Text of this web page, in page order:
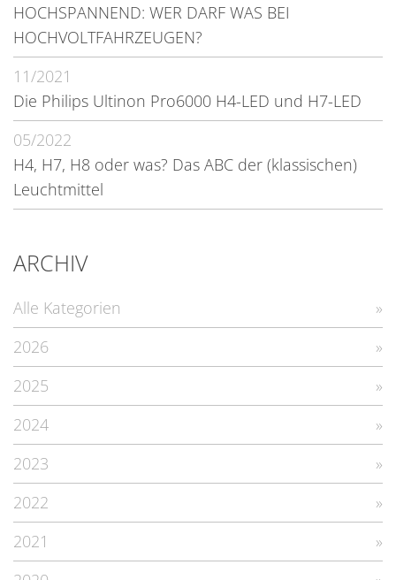
HOCHSPANNEND: WER DARF WAS BEI
HOCHVOLTFAHRZEUGEN?
11/2021
Die Philips Ultinon Pro6000 H4-LED und H7-LED
05/2022
H4, H7, H8 oder was? Das ABC der (klassischen)
Leuchtmittel
ARCHIV
Alle Kategorien
2026
2025
2024
2023
2022
2021